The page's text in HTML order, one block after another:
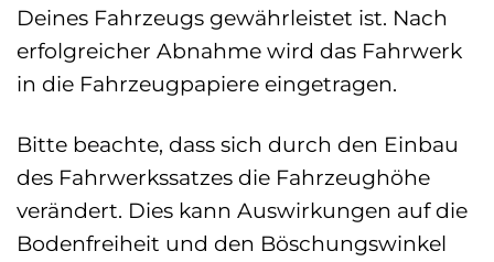
Deines Fahrzeugs gewährleistet ist. Nach
erfolgreicher Abnahme wird das Fahrwerk
in die Fahrzeugpapiere eingetragen.
Bitte beachte, dass sich durch den Einbau
des Fahrwerkssatzes die Fahrzeughöhe
verändert. Dies kann Auswirkungen auf die
Bodenfreiheit und den Böschungswinkel